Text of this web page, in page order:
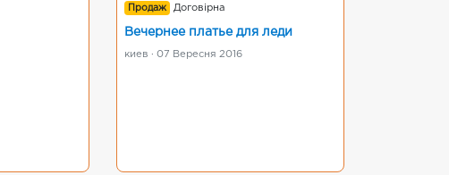
Продаж Договірна
Вечернее платье для леди
киев · 07 Вересня 2016